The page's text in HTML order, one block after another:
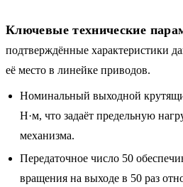
Ключевые технические
подтверждённые характеристики
её место в линейке приводов.
Номинальный выходной
Н·м, что задаёт предельную
механизма.
Передаточное число 50
вращения на выходе в 50 раз